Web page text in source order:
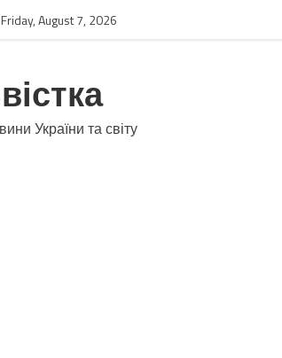
Friday, August 7, 2026
України та світу